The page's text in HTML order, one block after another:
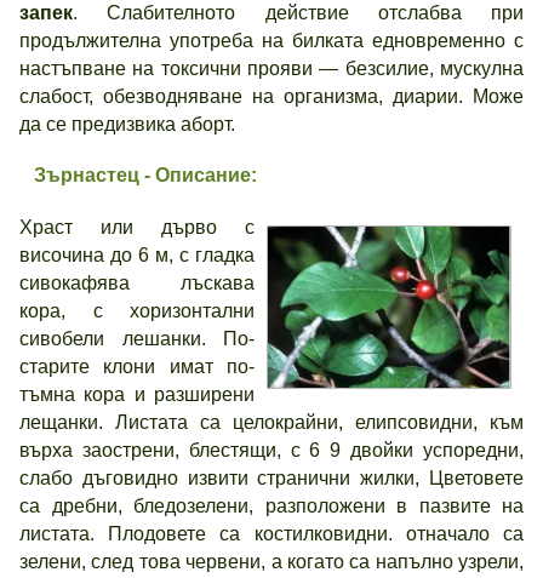
запек. Слабителното действие отслабва при
продължителна употреба на билката едновременно с
настъпване на токсични прояви — безсилие, мускулна
слабост, обезводняване на организма, диарии. Може
да се предизвика аборт.
Зърнастец - Описание:
Храст или дърво с
височина до 6 м, с гладка
сивокафява лъскава
кора, с хоризонтални
сивобели лешанки. По-
старите клони имат по-
тъмна кора и разширени
лещанки. Листата са целокрайни, елипсовидни, към
върха заострени, блестящи, с 6 9 двойки успоредни,
слабо дъговидно извити странични жилки, Цветовете
са дребни, бледозелени, разположени в пазвите на
листата. Плодовете са костилковидни. отначало са
зелени, след това червени, а когато са напълно узрели,